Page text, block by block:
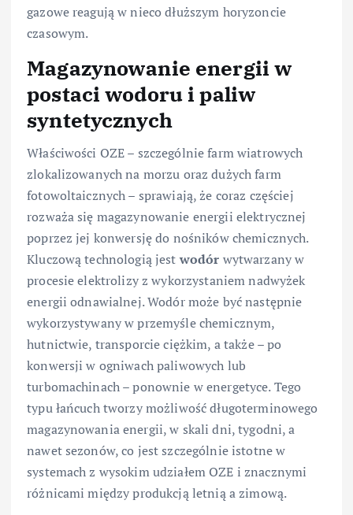
gazowe reagują w nieco dłuższym horyzoncie
czasowym.
Magazynowanie energii w
postaci wodoru i paliw
syntetycznych
Właściwości OZE – szczególnie farm wiatrowych
zlokalizowanych na morzu oraz dużych farm
fotowoltaicznych – sprawiają, że coraz częściej
rozważa się magazynowanie energii elektrycznej
poprzez jej konwersję do nośników chemicznych.
Kluczową technologią jestwodór wytwarzany w
procesie elektrolizy z wykorzystaniem nadwyżek
energii odnawialnej. Wodór może być następnie
wykorzystywany w przemyśle chemicznym,
hutnictwie, transporcie ciężkim, a także – po
konwersji w ogniwach paliwowych lub
turbomachinach – ponownie w energetyce. Tego
typu łańcuch tworzy możliwość długoterminowego
magazynowania energii, w skali dni, tygodni, a
nawet sezonów, co jest szczególnie istotne w
systemach z wysokim udziałem OZE i znacznymi
różnicami między produkcją letnią a zimową.